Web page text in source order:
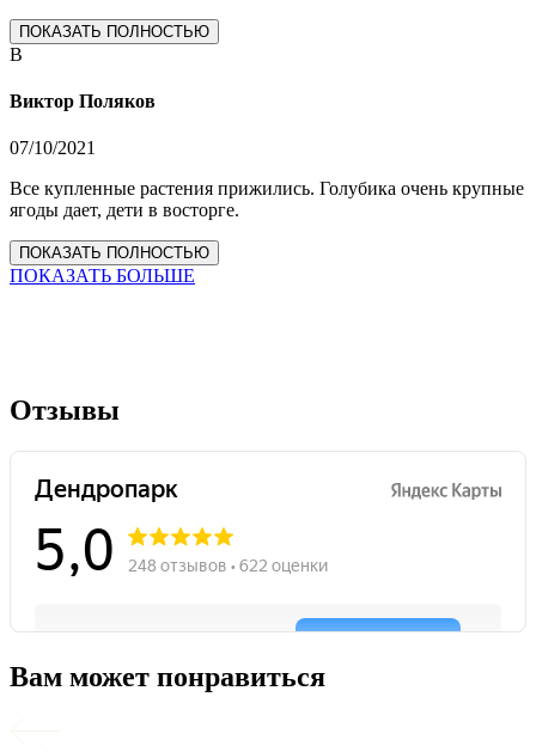
ПОКАЗАТЬ ПОЛНОСТЬЮ
В
Виктор Поляков
07/10/2021
Все купленные растения прижились. Голубика очень крупные
ягоды дает, дети в восторге.
ПОКАЗАТЬ ПОЛНОСТЬЮ
ПОКАЗАТЬ БОЛЬШЕ
Отзывы
Вам может понравиться